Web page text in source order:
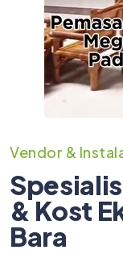
Vendor &
& Kost
Bara